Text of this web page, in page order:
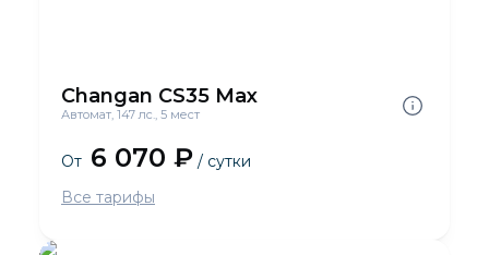
Changan CS35 Max
Автомат, 147 лс., 5 мест
От 6 070 ₽ / сутки
Все тарифы